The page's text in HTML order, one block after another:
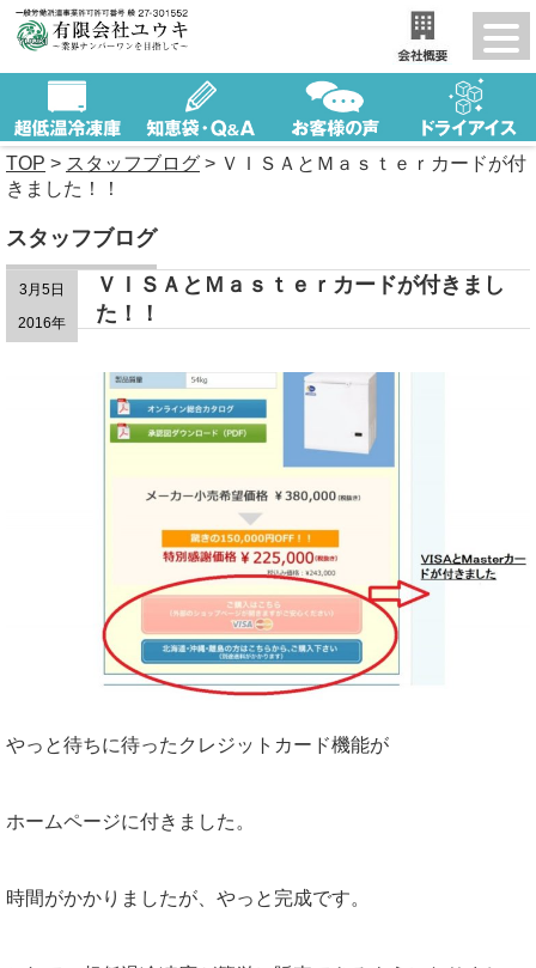
TOP > スタッフブログ > ＶＩＳＡとＭａｓｔｅｒカードが付
きました！！
スタッフブログ
3月5日
2016年
ＶＩＳＡとＭａｓｔｅｒカードが付きまし
た！！
やっと待ちに待ったクレジットカード機能が
ホームページに付きました。
時間がかかりましたが、やっと完成です。